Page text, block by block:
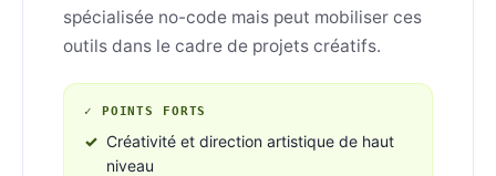
spécialisée no-code mais peut mobiliser ces
outils dans le cadre de projets créatifs.
✓ POINTS FORTS
Créativité et direction artistique de haut
niveau